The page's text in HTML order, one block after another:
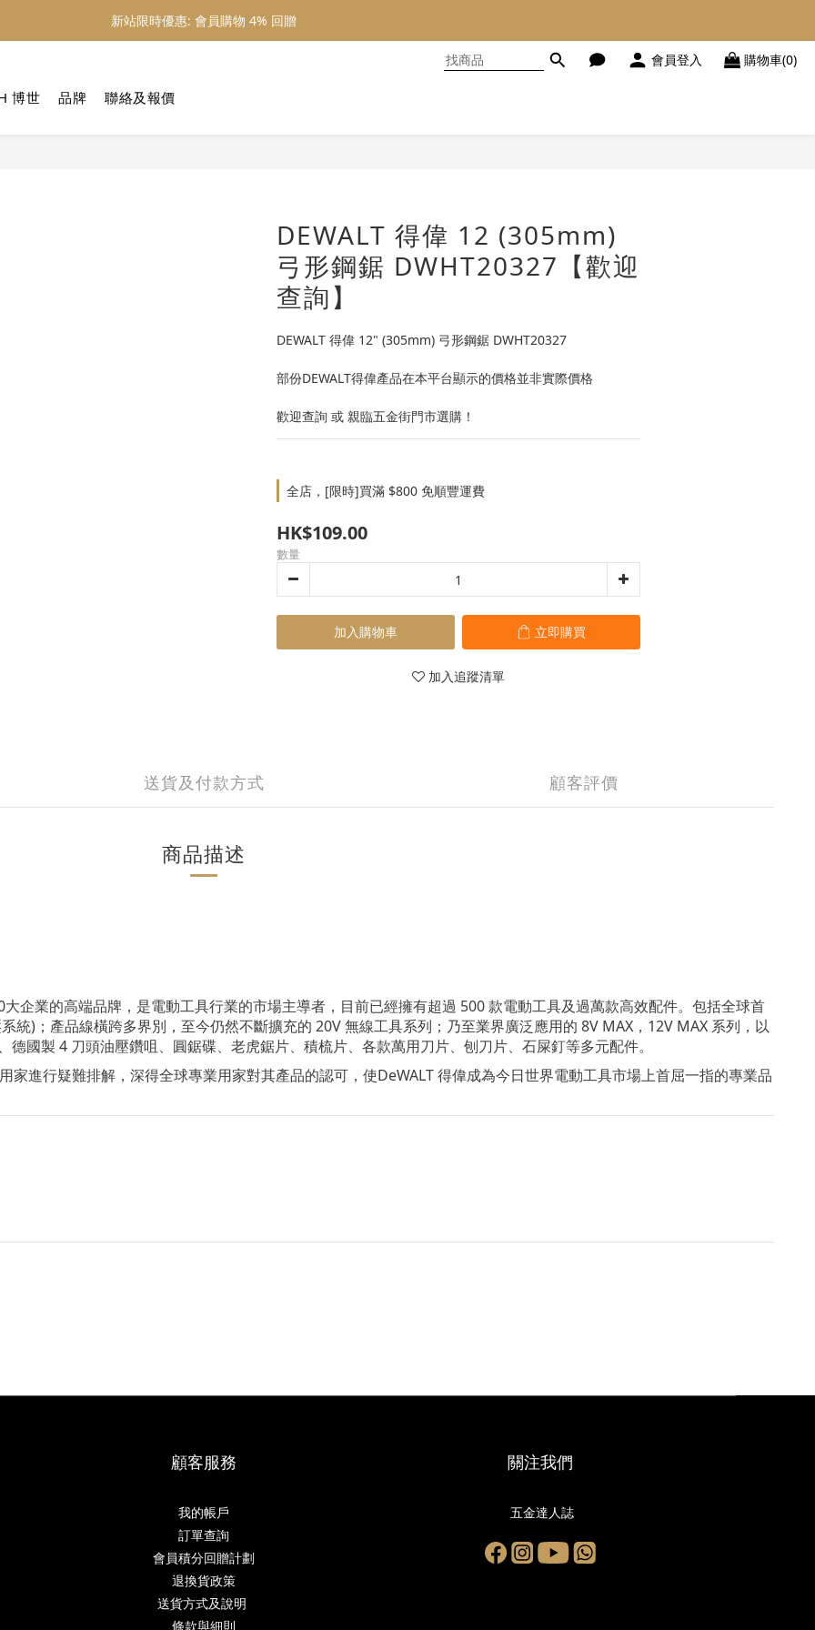
新站限時優惠: 會員購物 4% 回贈
新站限時優惠: 會員購物 4% 回贈
新站限時優惠: 會員購物 4% 回贈
會員登入 購物車(0)
博世 品牌 聯絡及報價
DEWALT 得偉 12 (305mm)
弓形鋼鋸 DWHT20327【歡迎
查詢】
DEWALT 得偉 12" (305mm) 弓形鋼鋸 DWHT20327
部份DEWALT得偉產品在本平台顯示的價格並非實際價格
歡迎查詢 或 親臨五金街門市選購！
全店，[限時]買滿 $800 免順豐運費
HK$109.00
數量
加入購物車 立即購買
加入追蹤清單
送貨及付款方式 顧客評價
商品描述
企業的高端品牌，是電動工具行業的市場主導者，目前已經擁有超過 500 款電動工具及過萬款高效配件。包括全球首
統)；產品線橫跨多界別，至今仍然不斷擴充的 20V 無線工具系列；乃至業界廣泛應用的 8V MAX，12V MAX 系列，以
國製 4 刀頭油壓鑽咀、圓鋸碟、老虎鋸片、積梳片、各款萬用刀片、刨刀片、石屎釘等多元配件。
家進行疑難排解，深得全球專業用家對其產品的認可，使DeWALT得偉成為今日世界電動工具市場上首屈一指的專業品
顧客服務
我的帳戶
訂單查詢
會員積分回贈計劃
退換貨政策
送貨方式及說明
條款與細則
關注我們
五金達人誌